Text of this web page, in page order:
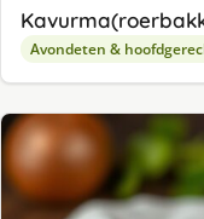
Avondeten &